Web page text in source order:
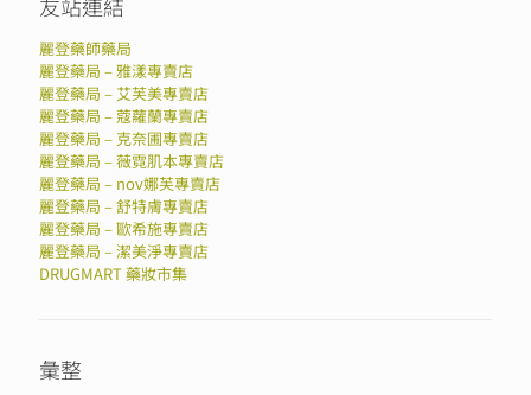
麗登藥師藥局
麗登藥局 – 雅漾專賣店
麗登藥局 – 艾芙美專賣店
麗登藥局 – 蔻蘿蘭專賣店
麗登藥局 – 克奈圃專賣店
麗登藥局 – 薇霓肌本專賣店
麗登藥局 – nov娜芙專賣店
麗登藥局 – 舒特膚專賣店
麗登藥局 – 歐希施專賣店
麗登藥局 – 潔美淨專賣店
DRUGMART 藥妝市集
彙整